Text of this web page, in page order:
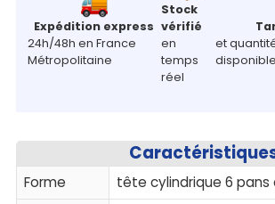
Expédition express
24h/48h en France
Métropolitaine
Stock
vérifié
en
temps
réel
et
Forme
tête cylindrique 6 pans